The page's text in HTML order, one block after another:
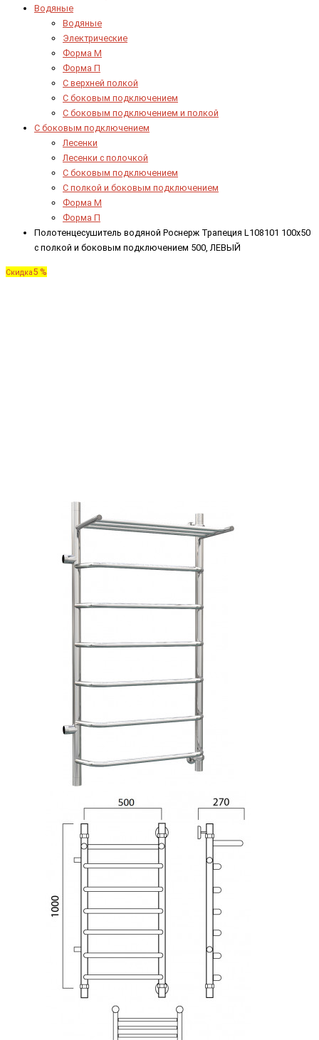
Водяные
Водяные
Электрические
Форма М
Форма П
C верхней полкой
C боковым подключением
C боковым подключением и полкой
С боковым подключением
Лесенки
Лесенки с полочкой
С боковым подключением
С полкой и боковым подключением
Форма М
Форма П
Полотенцесушитель водяной Роснерж Трапеция L108101 100x50
с полкой и боковым подключением 500, ЛЕВЫЙ
Скидка5 %